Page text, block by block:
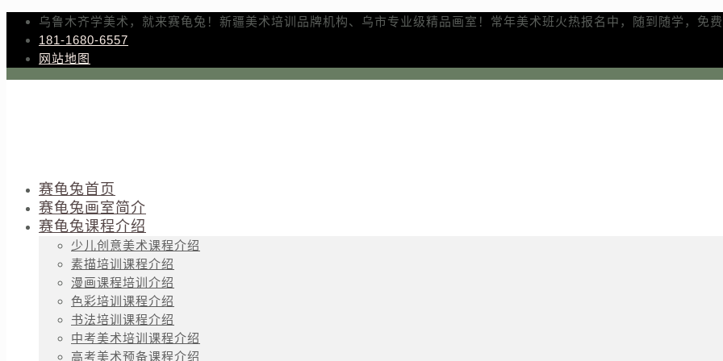
乌鲁木齐学美术，就来赛龟兔！新疆美术培训品牌机构、乌市专业级精品画室！常年美术班火热报名中，随到随学，免
181-1680-6557
网站地图
赛龟兔首页
赛龟兔画室简介
赛龟兔课程介绍
少儿创意美术课程介绍
素描培训课程介绍
漫画课程培训介绍
色彩培训课程介绍
书法培训课程介绍
中考美术培训课程介绍
高考美术预备课程介绍